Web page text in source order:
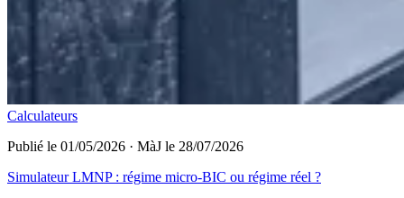
Calculateurs
Publié le 01/05/2026 · MàJ le 28/07/2026
Simulateur LMNP : régime micro-BIC ou régime réel ?